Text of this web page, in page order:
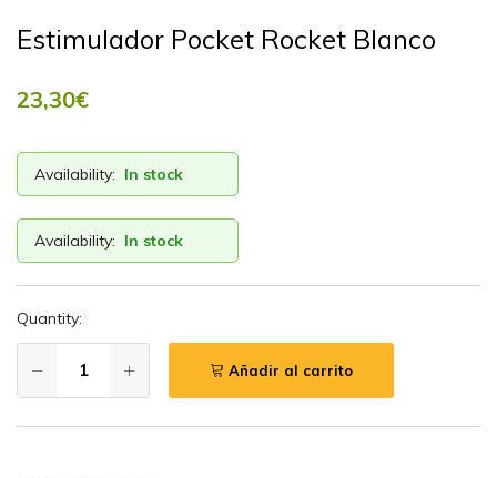
Estimulador Pocket Rocket Blanco
23,30€
Availability: In stock
Availability: In stock
Quantity:
Añadir al carrito